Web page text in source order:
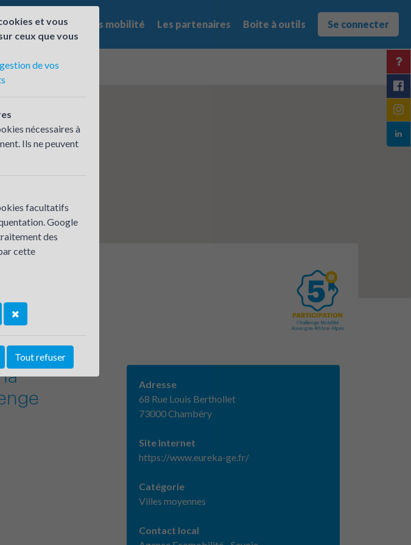
? Les offres mobilité Les partenaires Boite à outils Se connecter
Expert
Adresse
68 Rue Louis Berthollet
73000 Chambéry
Site Internet
https://www.eureka-ge.fr/
Catégorie
Villes moyennes
Contact local
et vous
ceux que vous
de vos
nécessaires à
Ils ne peuvent
facultatifs
Google
des
cette
Tout refuser